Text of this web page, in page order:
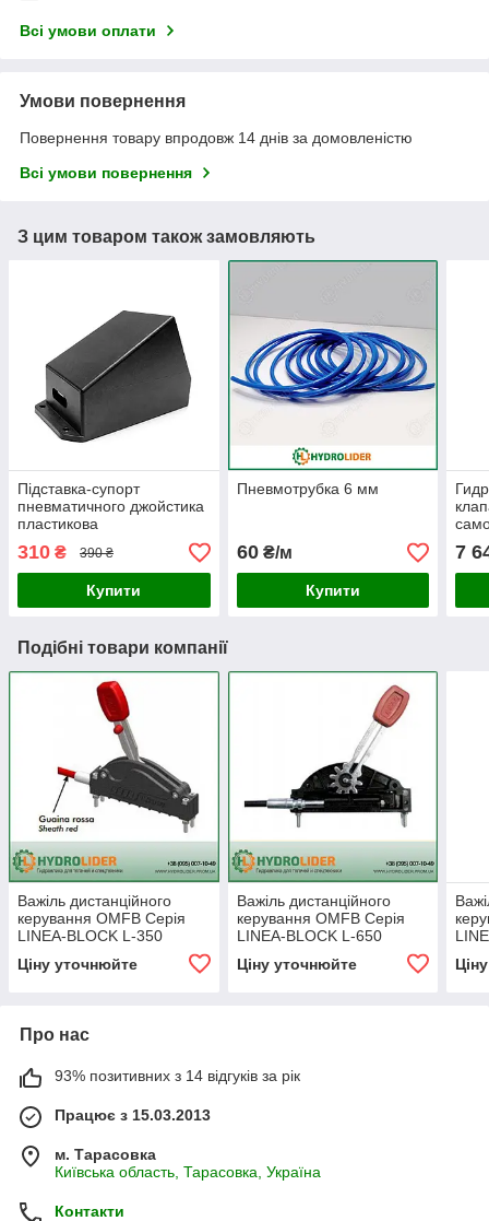
Всі умови оплати
Умови повернення
Повернення товару впродовж 14 днів за домовленістю
Всі умови повернення
З цим товаром також замовляють
Підставка-супорт
пневматичного джойстика
пластикова
310 ₴ 390 ₴
Купити
Пневмотрубка 6 мм
60₴/м
Купити
7
Подібні товари компанії
Важіль дистанційного
керування OMFB Серія
LINEA-BLOCK L-350
Ціну уточнюйте
Важіль дистанційного
керування OMFB Серія
LINEA-BLOCK L-650
Ціну уточнюйте
Про нас
93% позитивних з 14 відгуків за рік
Працює з 15.03.2013
м. Тарасовка
Київська область, Тарасовка, Україна
Контакти